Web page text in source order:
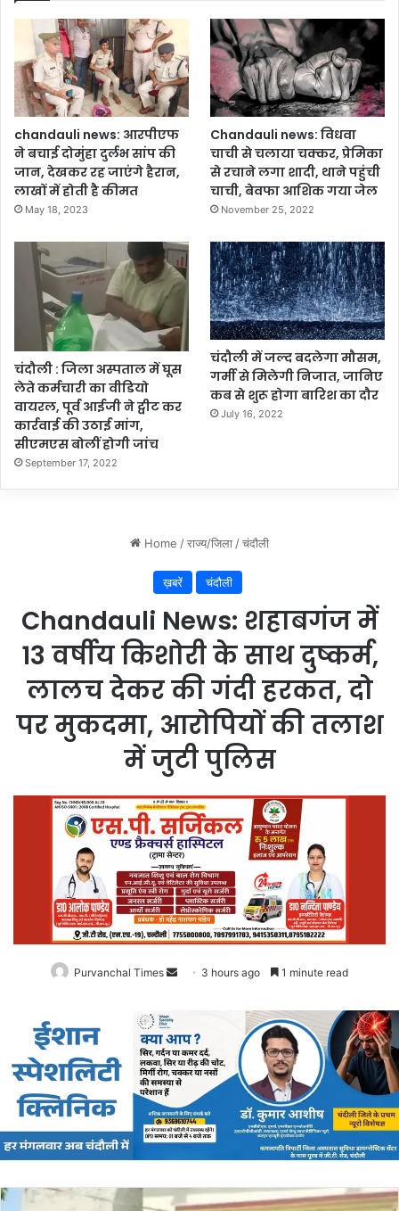
म
अ
ध्य
क्ष
रू
बी
सिं
ह
ने
या
chandauli news: आरपीएफ
ने बचाई दोमुंहा दुर्लभ सांप की
जान, देखकर रह जाएंगे हैरान,
लाखों में होती है कीमत
May 18, 2023
Chandauli news: विधवा
चाची से चलाया चक्कर, प्रेमिका
से रचाने लगा शादी, थाने पहुंची
चाची, बेवफा आशिक गया जेल
November 25, 2022
चंदौली : जिला अस्पताल में घूस
लेते कर्मचारी का वीडियो
वायरल, पूर्व आईजी ने ट्वीट कर
कार्रवाई की उठाई मांग,
सीएमएस बोलीं होगी जांच
September 17, 2022
चंदौली में जल्द बदलेगा मौसम,
गर्मी से मिलेगी निजात, जानिए
कब से शुरू होगा बारिश का दौर
July 16, 2022